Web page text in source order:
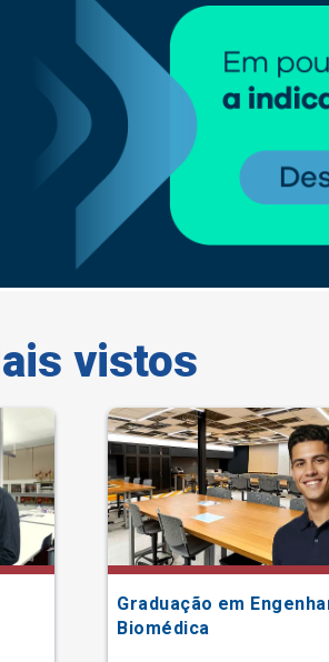
vistos
Graduação em
Biomédica